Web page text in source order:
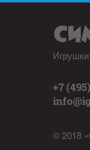
+7
© 2018